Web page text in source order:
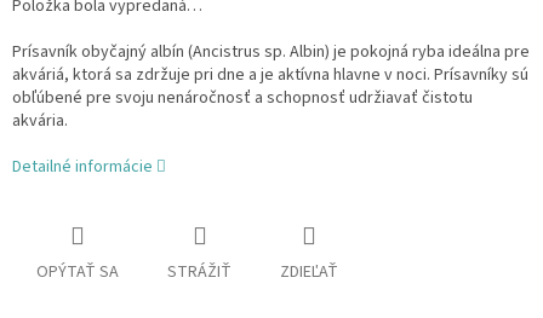
Položka bola vypredaná…
Prísavník obyčajný albín (Ancistrus sp. Albin) je pokojná ryba ideálna pre
akváriá, ktorá sa zdržuje pri dne a je aktívna hlavne v noci. Prísavníky sú
obľúbené pre svoju nenáročnosť a schopnosť udržiavať čistotu
akvária.
Detailné informácie
OPÝTAŤ SA STRÁŽIŤ ZDIEĽAŤ